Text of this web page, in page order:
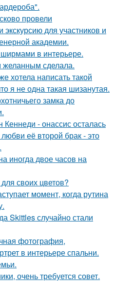
провели
экскурсию для участников и
академии.
в интерьере.
желанным сделала.
хотела написать такой
я не одна такая шизанутая.
замка до
- онассис осталась
её второй брак - это
иногда двое часов на
своих цветов?
момент, когда рутина
Skittles случайно стали
фотография,
в интерьере спальни.
очень требуется совет.